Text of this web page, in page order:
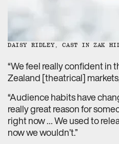
DAISY RIDLEY, CAST IN ZAK
“We feel really confident in
Zealand [theatrical]
“Audience habits have
really great reason for
right now … We used to
now we wouldn’t.”